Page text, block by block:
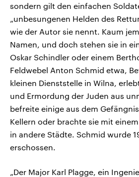
sondern gilt den einfachen
„unbesungenen Helden des
wie der Autor sie nennt. Kaum
Namen, und doch stehen sie in
Oskar Schindler oder einem
Feldwebel Anton Schmid etwa,
kleinen Dienststelle in Wilna,
und Ermordung der Juden aus
befreite einige aus dem
Kellern oder brachte sie mit
in andere Städte. Schmid wurde
erschossen.
„Der Major Karl Plagge, ein